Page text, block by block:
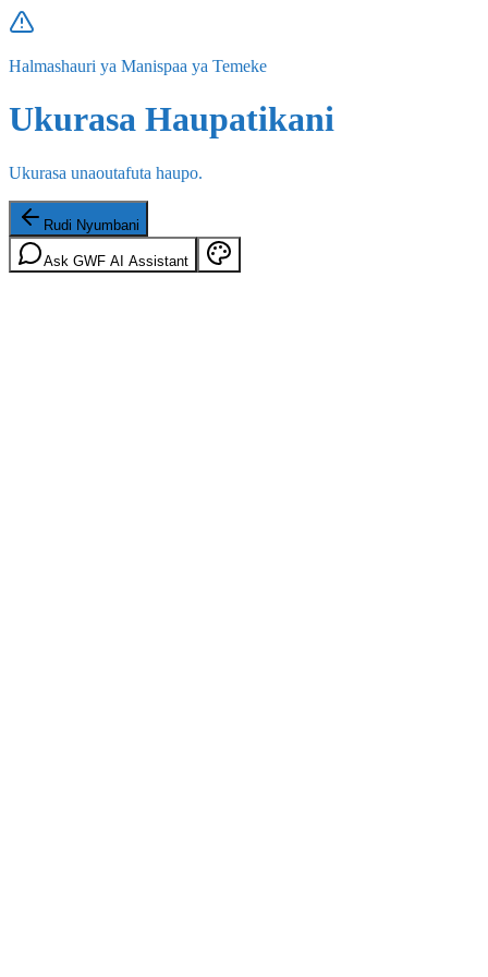
Halmashauri ya Manispaa ya Temeke
Ukurasa Haupatikani
Ukurasa unaoutafuta haupo.
Rudi Nyumbani
Ask GWF AI Assistant